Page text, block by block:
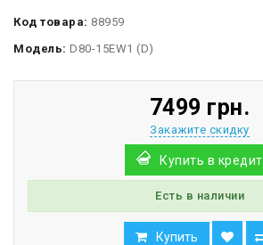
Код товара: 88959
Модель: D80-15EW1 (D)
7499 грн.
Закажите скидку
Купить в кредит
Есть в наличии
Купить